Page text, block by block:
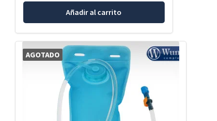
Añadir al carrito
AGOTADO